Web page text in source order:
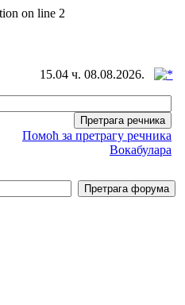
on line 2
15.04 ч. 08.08.2026.
Помоћ за претрагу речника
Вокабулара